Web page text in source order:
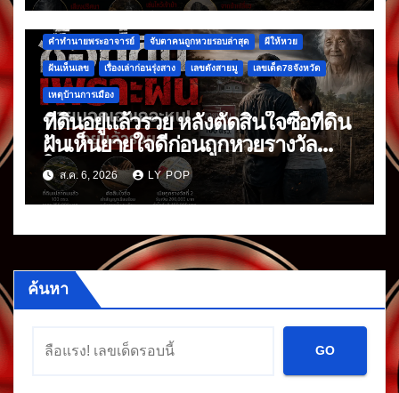
คำทำนายพระอาจารย์ จับตาคนถูกหวยรอบล่าสุด ผีให้หวย
ฝันเห็นเลข เรื่องเล่าก่อนรุ่งสาง เลขดังสายมู เลขเด็ด78จังหวัด
เหตุบ้านการเมือง
ที่ดินอยู่แล้วรวย หลังตัดสินใจซื้อที่ดิน
ฝันเห็นยายใจดีก่อนถูกหวยรางวัล
ใหญ่
ส.ค. 6, 2026 LY POP
ค้นหา
GO